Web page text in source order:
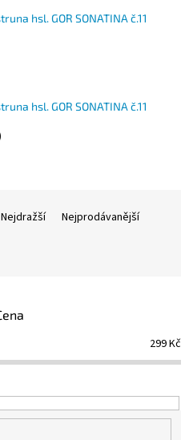
hsl. GOR SONATINA č.11
hsl. GOR SONATINA č.11
Nejdražší
Nejprodávanější
299Kč